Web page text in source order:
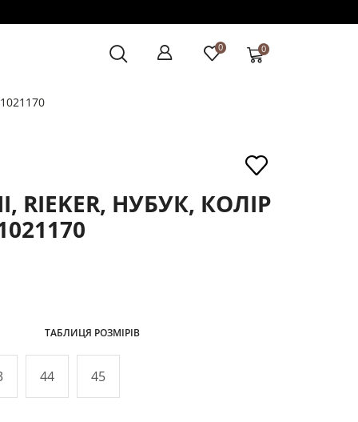
0 0
RIEKER, НУБУК, КОЛІР
ТАБЛИЦЯ РОЗМІРІВ
44 45